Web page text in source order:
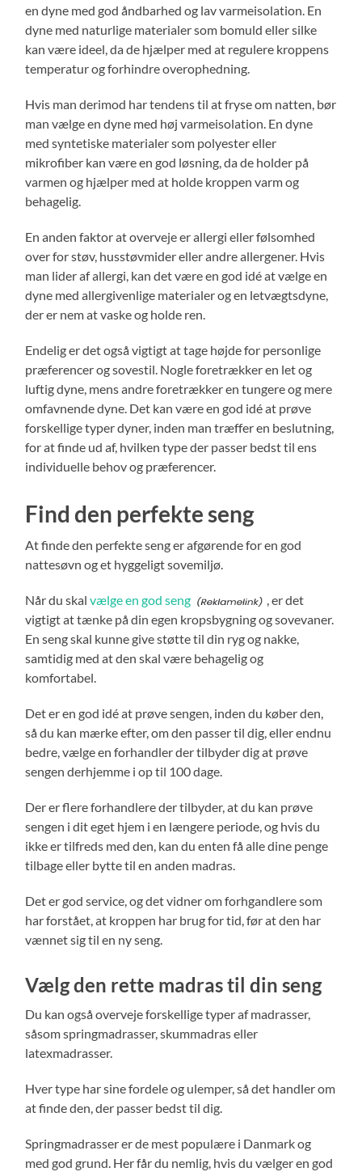
en dyne med god åndbarhed og lav varmeisolation. En
dyne med naturlige materialer som bomuld eller silke
kan være ideel, da de hjælper med at regulere kroppens
temperatur og forhindre overophedning.
Hvis man derimod har tendens til at fryse om natten, bør
man vælge en dyne med høj varmeisolation. En dyne
med syntetiske materialer som polyester eller
mikrofiber kan være en god løsning, da de holder på
varmen og hjælper med at holde kroppen varm og
behagelig.
En anden faktor at overveje er allergi eller følsomhed
over for støv, husstøvmider eller andre allergener. Hvis
man lider af allergi, kan det være en god idé at vælge en
dyne med allergivenlige materialer og en letvægtsdyne,
der er nem at vaske og holde ren.
Endelig er det også vigtigt at tage højde for personlige
præferencer og sovestil. Nogle foretrækker en let og
luftig dyne, mens andre foretrækker en tungere og mere
omfavnende dyne. Det kan være en god idé at prøve
forskellige typer dyner, inden man træffer en beslutning,
for at finde ud af, hvilken type der passer bedst til ens
individuelle behov og præferencer.
Find den perfekte seng
At finde den perfekte seng er afgørende for en god
nattesøvn og et hyggeligt sovemiljø.
Når du skalvælge en god seng
, er det
vigtigt at tænke på din egen kropsbygning og sovevaner.
En seng skal kunne give støtte til din ryg og nakke,
samtidig med at den skal være behagelig og
komfortabel.
Det er en god idé at prøve sengen, inden du køber den,
så du kan mærke efter, om den passer til dig, eller endnu
bedre, vælge en forhandler der tilbyder dig at prøve
sengen derhjemme i op til 100 dage.
Der er flere forhandlere der tilbyder, at du kan prøve
sengen i dit eget hjem i en længere periode, og hvis du
ikke er tilfreds med den, kan du enten få alle dine penge
tilbage eller bytte til en anden madras.
Det er god service, og det vidner om forhgandlere som
har forstået, at kroppen har brug for tid, før at den har
vænnet sig til en ny seng.
Vælg den rette madras til din seng
Du kan også overveje forskellige typer af madrasser,
såsom springmadrasser, skummadras eller
latexmadrasser.
Hver type har sine fordele og ulemper, så det handler om
at finde den, der passer bedst til dig.
Springmadrasser er de mest populære i Danmark og
med god grund. Her får du nemlig, hvis du vælger en god